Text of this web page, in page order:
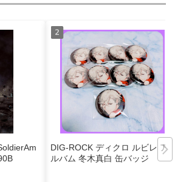
DIG-ROCK ディクロ ルビレ ア
ルバム 冬木真白 缶バッジ